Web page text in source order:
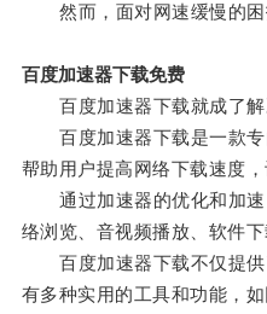
然而，面对网速缓慢的困
百度加速器下载免费
百度加速器下载就成了解
百度加速器下载是一款专
帮助用户提高网络下载速度，
通过加速器的优化和加速
络浏览、音视频播放、软件
百度加速器下载不仅提供
有多种实用的工具和功能，